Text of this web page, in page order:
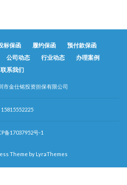
标保函 履约保函
预付款保函
公司动态 行业动态
办理案例
联系我们
市金仕铭投资担保有限公司
15815552225
备17037952号-1
Theme by LyraThemes